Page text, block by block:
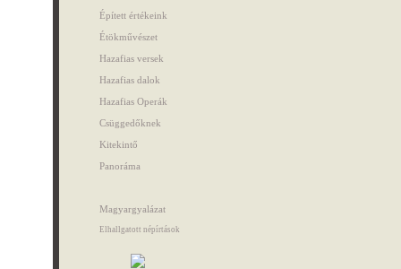
Épített értékeink
Étökművészet
Hazafias versek
Hazafias dalok
Hazafias Operák
Csüggedőknek
Kitekintő
Panoráma
Magyargyalázat
Elhallgatott népírtások